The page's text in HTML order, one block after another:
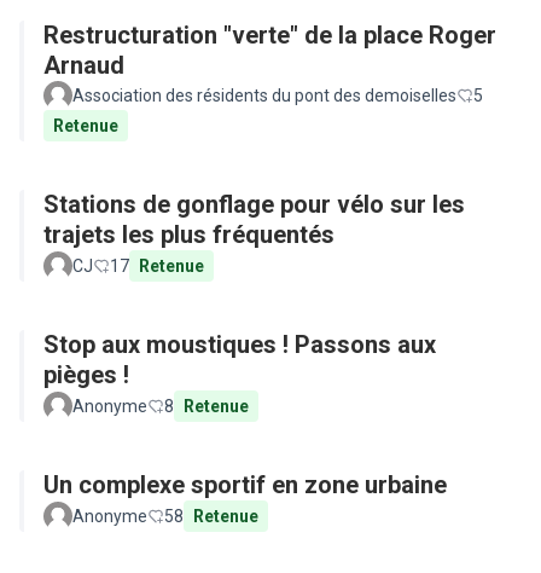
Restructuration "verte" de la place Roger
Arnaud
Association des résidents du pont des demoiselles
5
Retenue
Stations de gonflage pour vélo sur les
trajets les plus fréquentés
CJ 17 Retenue
Stop aux moustiques ! Passons aux
pièges !
Anonyme 8 Retenue
Un complexe sportif en zone urbaine
Anonyme 58 Retenue